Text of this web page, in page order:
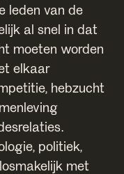
leden van de
al snel in dat
moeten worden
elkaar
hebzucht
politiek,
met